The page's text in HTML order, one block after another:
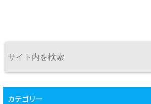
カテゴリー